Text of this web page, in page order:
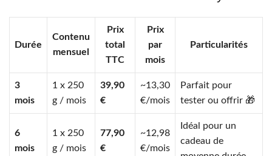
Durée
Contenu
mensuel
Prix
total
TTC
Prix
par
mois
Particularités
3
mois
1 x 250
g / mois
39,90
€
~13,30
€/mois
Parfait pour
tester ou offrir 🎁
6
mois
1 x 250
g / mois
77,90
€
~12,98
€/mois
Idéal pour un
cadeau de